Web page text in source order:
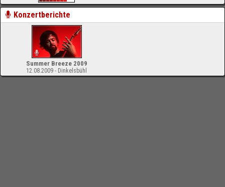
Konzertberichte
Summer Breeze 2009
12.08.2009 - Dinkelsbühl